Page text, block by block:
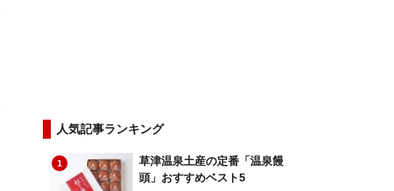
人気記事ランキング
1
草津温泉土産の定番「温泉饅
頭」おすすめベスト5